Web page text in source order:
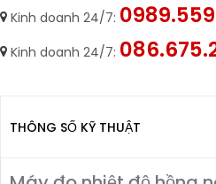
Kinh doanh 24/7:
Kinh doanh 24/7:
THÔNG SỐ KỸ THUẬT